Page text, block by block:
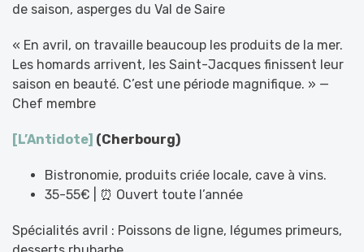
de saison, asperges du Val de Saire
« En avril, on travaille beaucoup les produits de la mer.
Les homards arrivent, les Saint-Jacques finissent leur
saison en beauté. C’est une période magnifique. » —
Chef membre
[L’Antidote] (Cherbourg)
Bistronomie, produits criée locale, cave à vins.
35-55€ | ⏰ Ouvert toute l’année
Spécialités avril : Poissons de ligne, légumes primeurs,